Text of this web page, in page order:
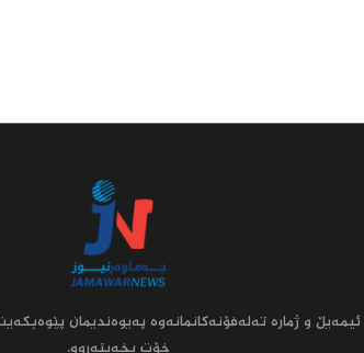
و ژماره‌ ته‌له‌فۆنه‌کانمانه‌وه‌ په‌یوه‌ندیمان
خۆت بخه‌یته‌روو.